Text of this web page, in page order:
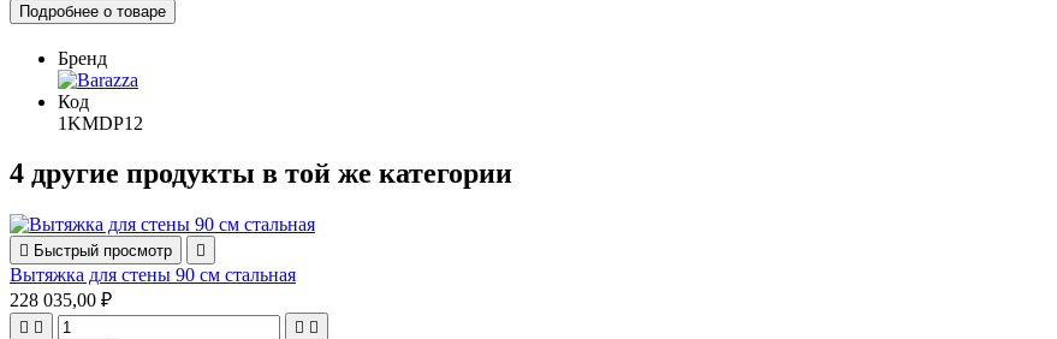
Подробнее о товаре
Бренд
Код
1KMDP12
4 другие продукты в той же категории
 Быстрый просмотр 
Вытяжка для стены 90 см стальная
228 035,00 ₽
   